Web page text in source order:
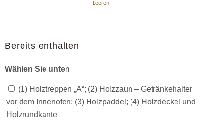
Leeren
Bereits enthalten
Wählen Sie unten
(1) Holztreppen „A“; (2) Holzzaun – Getränkehalter
vor dem Innenofen; (3) Holzpaddel; (4) Holzdeckel und
Holzrundkante